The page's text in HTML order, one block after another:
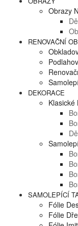
Obrazy
RENOVAČNÍ
DEKORACE
Klasické
SAMOLEPÍCÍ
Fólie
Fólie